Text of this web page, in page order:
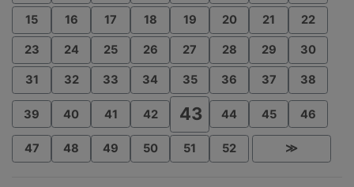
15 16 17 18 19 20 21 22
23 24 25 26 27 28 29 30
31 32 33 34 35 36 37 38
39 40 41 42 43 44 45 46
47 48 49 50 51 52 ≫